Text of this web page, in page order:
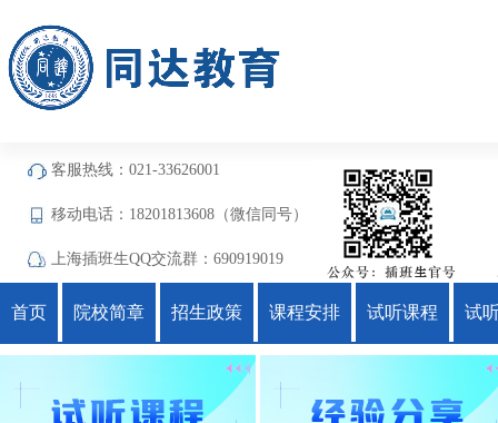
客服热线：021-33626001
移动电话：18201813608（微信同号）
上海插班生QQ交流群：690919019
首页 院校简章 招生政策 课程安排 试听课程 试